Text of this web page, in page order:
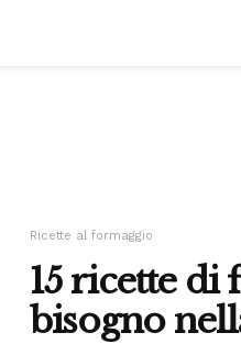
Ricette al formaggio
15 ricette di
bisogno